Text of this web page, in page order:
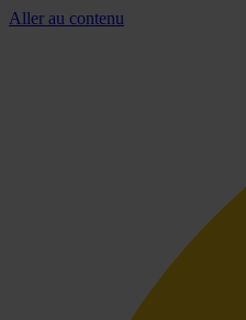
Aller au contenu